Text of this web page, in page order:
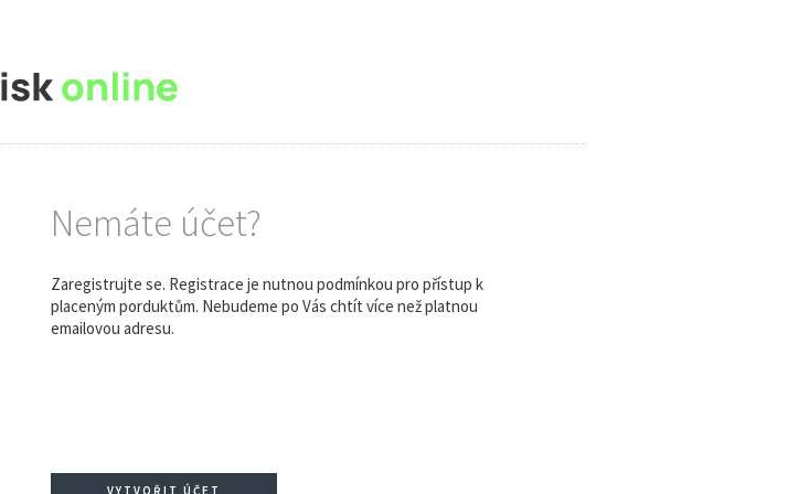
Nemáte účet?
Zaregistrujte se. Registrace je nutnou podmínkou pro přístup k
placeným porduktům. Nebudeme po Vás chtít více než platnou
emailovou adresu.
VYTVOŘIT ÚČET